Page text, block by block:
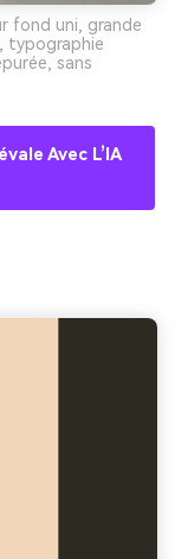
fond uni, grande
typographie
sans
Avec L’IA